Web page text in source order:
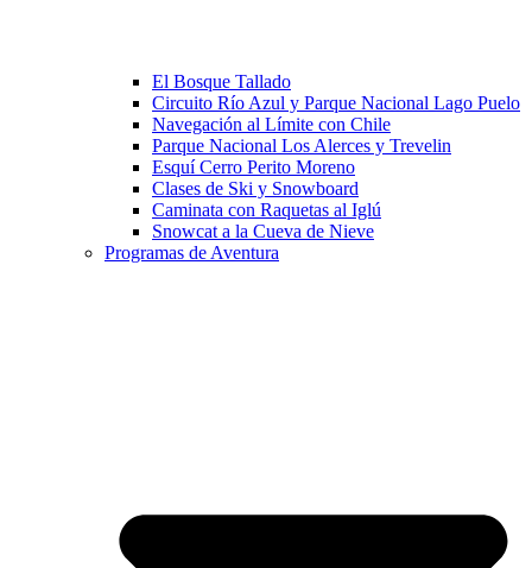
El Bosque Tallado
Circuito Río Azul y Parque Nacional Lago Puelo
Navegación al Límite con Chile
Parque Nacional Los Alerces y Trevelin
Esquí Cerro Perito Moreno
Clases de Ski y Snowboard
Caminata con Raquetas al Iglú
Snowcat a la Cueva de Nieve
Programas de Aventura